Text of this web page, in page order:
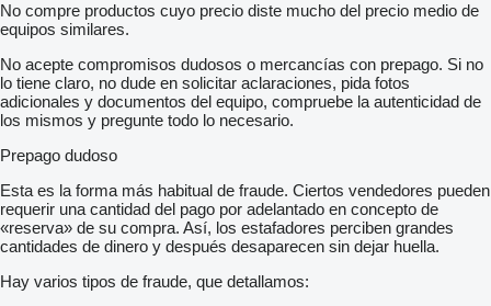
No compre productos cuyo precio diste mucho del precio medio de
equipos similares.
No acepte compromisos dudosos o mercancías con prepago. Si no
lo tiene claro, no dude en solicitar aclaraciones, pida fotos
adicionales y documentos del equipo, compruebe la autenticidad de
los mismos y pregunte todo lo necesario.
Prepago dudoso
Esta es la forma más habitual de fraude. Ciertos vendedores pueden
requerir una cantidad del pago por adelantado en concepto de
«reserva» de su compra. Así, los estafadores perciben grandes
cantidades de dinero y después desaparecen sin dejar huella.
Hay varios tipos de fraude, que detallamos: